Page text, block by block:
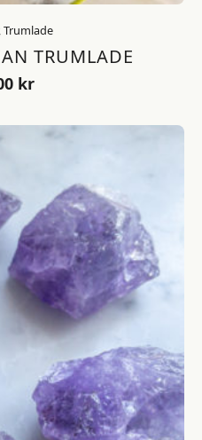
Trumlade
TRUMLADE
kr